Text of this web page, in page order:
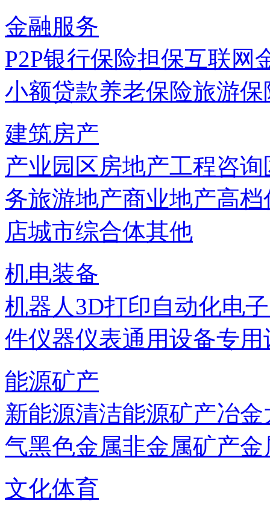
金融服务
P2P银行保险担保互联网
小额贷款养老保险旅游保
建筑房产
产业园区房地产工程咨询
务旅游地产商业地产高档
店城市综合体其他
机电装备
机器人3D打印自动化电
件仪器仪表通用设备专用
能源矿产
新能源清洁能源矿产冶金
气黑色金属非金属矿产金
文化体育